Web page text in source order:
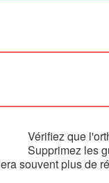
Vérifiez que
Supprimez les
souvent plus de